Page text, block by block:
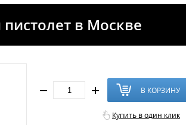
в Москве
В КОРЗИНУ
Купить в один клик